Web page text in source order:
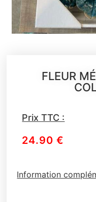
FLEUR
Prix TTC :
24.90€
Information